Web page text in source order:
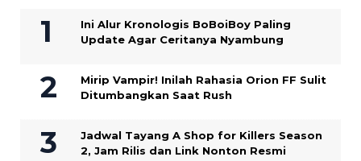
Ini Alur Kronologis BoBoiBoy Paling
Update Agar Ceritanya Nyambung
Mirip Vampir! Inilah Rahasia Orion FF Sulit
Ditumbangkan Saat Rush
Jadwal Tayang A Shop for Killers Season
2, Jam Rilis dan Link Nonton Resmi